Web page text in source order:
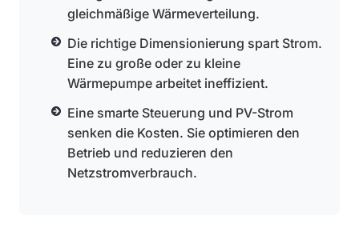
gleichmäßige Wärmeverteilung.
Die richtige Dimensionierung spart Strom.
Eine zu große oder zu kleine
Wärmepumpe arbeitet ineffizient.
Eine smarte Steuerung und PV-Strom
senken die Kosten. Sie optimieren den
Betrieb und reduzieren den
Netzstromverbrauch.